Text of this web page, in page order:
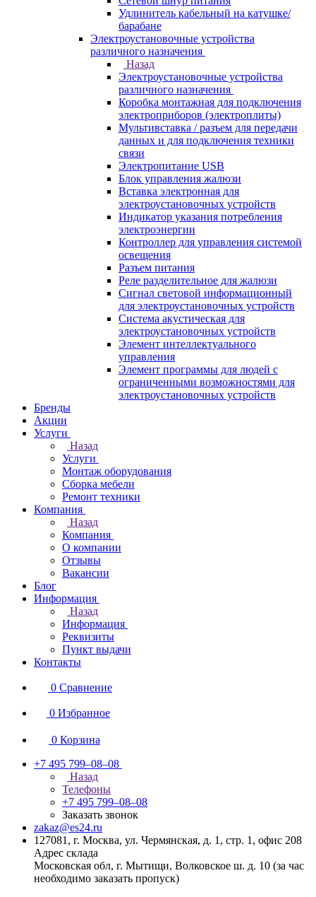
Удлинитель кабельный на катушке/
барабане
Электроустановочные устройства
различного назначения
Назад
Электроустановочные устройства
различного назначения
Коробка монтажная для подключения
электроприборов (электроплиты)
Мультивставка / разъем для передачи
данных и для подключения техники
связи
Электропитание USB
Блок управления жалюзи
Вставка электронная для
электроустановочных устройств
Индикатор указания потребления
электроэнергии
Контроллер для управления системой
освещения
Разъем питания
Реле разделительное для жалюзи
Сигнал световой информационный
для электроустановочных устройств
Система акустическая для
электроустановочных устройств
Элемент интеллектуального
управления
Элемент программы для людей с
ограниченными возможностями для
электроустановочных устройств
Бренды
Акции
Услуги
Назад
Услуги
Монтаж оборудования
Сборка мебели
Ремонт техники
Компания
Назад
Компания
О компании
Отзывы
Вакансии
Блог
Информация
Назад
Информация
Реквизиты
Пункт выдачи
Контакты
0 Сравнение
0 Избранное
0 Корзина
+7 495 799–08–08
Назад
Телефоны
+7 495 799–08–08
Заказать звонок
zakaz@es24.ru
127081, г. Москва, ул. Чермянская, д. 1, стр. 1, офис 208
Адрес склада
Московская обл, г. Мытищи, Волковское ш. д. 10 (за час
необходимо заказать пропуск)